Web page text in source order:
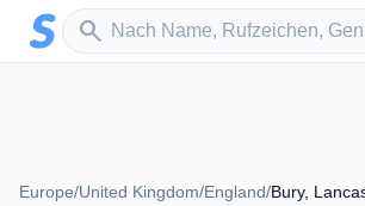
Zum Hauptinhalt springen
search
Sender suchen
Europe/United Kingdom/England/Bury,